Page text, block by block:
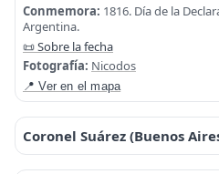
Conmemora: 1816. Día de la
Argentina.
📜 Sobre la fecha
Fotografía: Nicodos
📍 Ver en el mapa
Coronel Suárez (Buenos